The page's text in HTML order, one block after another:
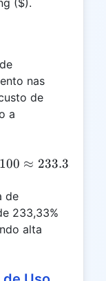
nas
de
a
=
100 ≈ 233.33%
de
233,33%
alta